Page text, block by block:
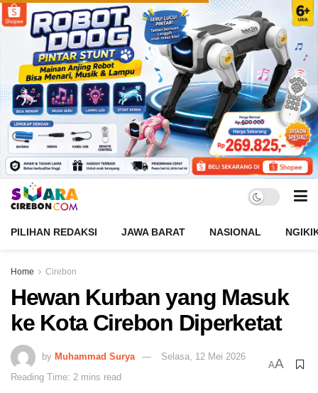
PILIHAN REDAKSI JAWA BARAT NASIONAL
Home Cirebon
Hewan Kurban yang Masuk
ke Kota Cirebon Diperketat
by Muhammad Surya
Selasa, 12 Mei 2026
Reading Time: 2 mins read
AA